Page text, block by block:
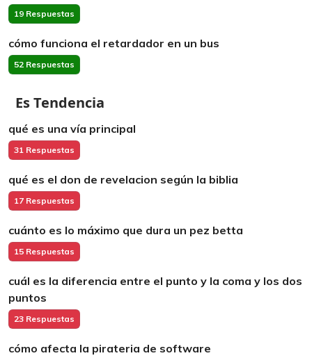
19 Respuestas
cómo funciona el retardador en un bus
52 Respuestas
Es Tendencia
qué es una vía principal
31 Respuestas
qué es el don de revelacion según la biblia
17 Respuestas
cuánto es lo máximo que dura un pez betta
15 Respuestas
cuál es la diferencia entre el punto y la coma y los dos
puntos
23 Respuestas
cómo afecta la pirateria de software